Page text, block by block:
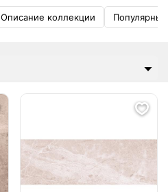
Описание коллекции